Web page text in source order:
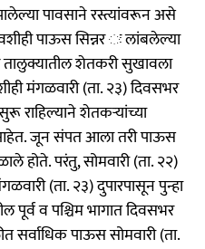
पावसाने रस्त्यांवरून असे
पाऊस सिन्नर ः लांबलेल्या
शेतकरी सुखावला
मंगळवारी (ता. २३) दिवसभर
राहिल्याने शेतकऱ्यांच्या
जून संपत आला तरी पाऊस
होते. परंतु, सोमवारी (ता. २२)
(ता. २३) दुपारपासून पुन्हा
पूर्व व पश्चिम भागात दिवसभर
सर्वाधिक पाऊस सोमवारी (ता.